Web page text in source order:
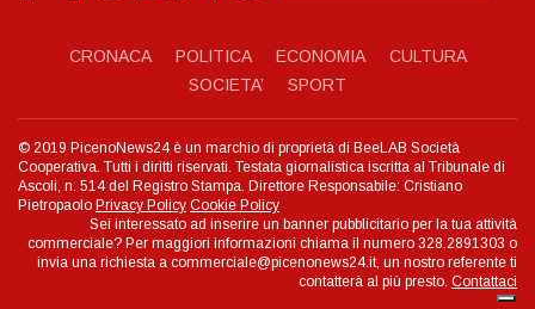
CRONACA POLITICA ECONOMIA
CULTURA
SOCIETA’
SPORT
© 2019 PicenoNews24 è un marchio di proprietà di BeeLAB Società
Cooperativa. Tutti i diritti riservati. Testata giornalistica iscritta al Tribunale di
Ascoli, n. 514 del Registro Stampa. Direttore Responsabile: Cristiano
Pietropaolo Privacy Policy Cookie Policy
Sei interessato ad inserire un banner pubblicitario per la tua attività
commerciale? Per maggiori informazioni chiama il numero 328.2891303 o
invia una richiesta a commerciale@picenonews24.it, un nostro referente ti
contatterà al più presto. Contattaci